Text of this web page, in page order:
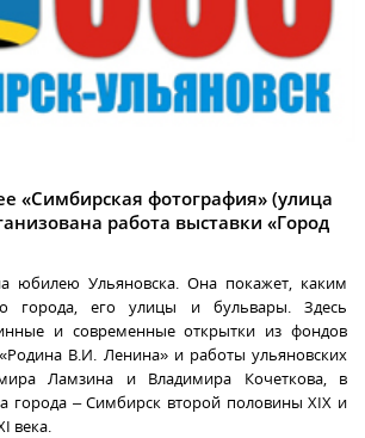
«Симбирская фотография» (улица
работа выставки «Город
юбилею Ульяновска. Она покажет, каким
города, его улицы и бульвары. Здесь
и современные открытки из фондов
В.И. Ленина» и работы ульяновских
Ламзина и Владимира Кочеткова, в
города – Симбирск второй половины XIX и
века.